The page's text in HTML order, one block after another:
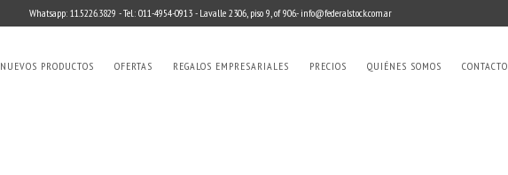
Whatsapp: 11.5226.3829 - Tel.: 011-4954-0913 - Lavalle 2306, piso 9, of 906.-info@federalstock.com.ar
NUEVOS PRODUCTOS OFERTAS REGALOS EMPRESARIALES PRECIOS QUIÉNES SOMOS CONTACTO